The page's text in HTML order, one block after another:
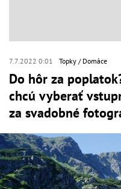
7.7.2022 0:01 Topky Domáce
Do hôr za
chcú vyberať
za svadobné